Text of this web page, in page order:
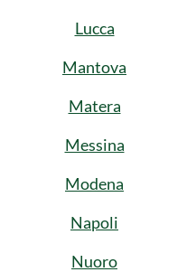
Lucca
Mantova
Matera
Messina
Modena
Napoli
Nuoro